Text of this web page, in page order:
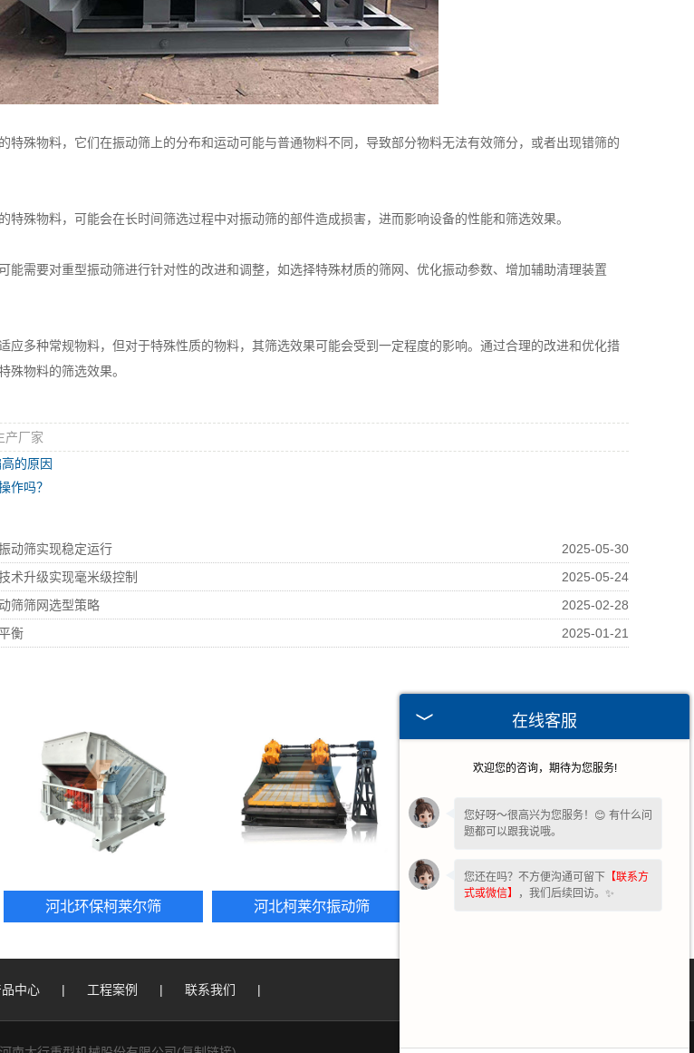
殊物料，它们在振动筛上的分布和运动可能与普通物料不同，导致部分物料无法有效筛分，或者出现错筛的
殊物料，可能会在长时间筛选过程中对振动筛的部件造成损害，进而影响设备的性能和筛选效果。
需要对重型振动筛进行针对性的改进和调整，如选择特殊材质的筛网、优化振动参数、增加辅助清理装置
多种常规物料，但对于特殊性质的物料，其筛选效果可能会受到一定程度的影响。通过合理的改进和优化措
殊物料的筛选效果。
产厂家
的原因
作吗？
动筛实现稳定运行
2025-05-30
术升级实现毫米级控制
2025-05-24
筛筛网选型策略
2025-02-28
衡
2025-01-21
河北环保柯莱尔筛 河北柯莱尔振动筛
品中心 | 工程案例 | 联系我们 |
在线客服
欢迎您的咨询，期待为您服务!
您好呀～很高兴为您服务！😊 有什么问
题都可以跟我说哦。
您还在吗？不方便沟通可留下 【联系方
式或微信】
，我们后续回访。✨